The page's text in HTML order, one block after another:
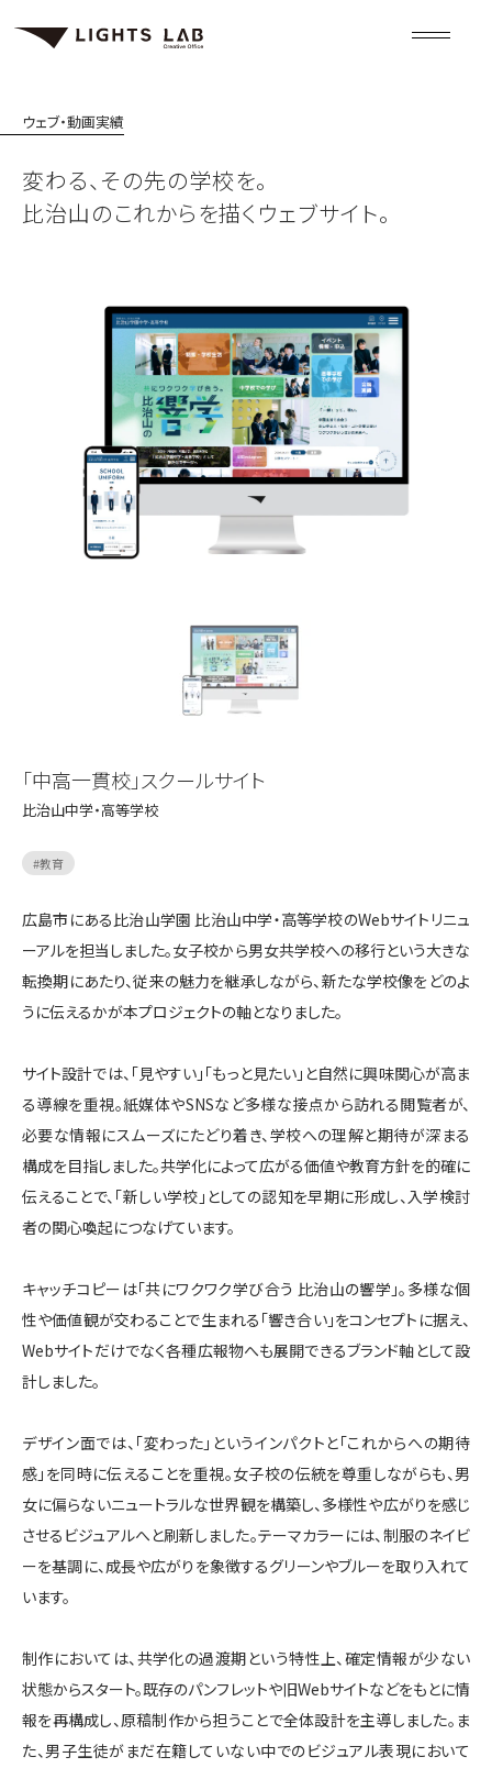
ウェブ・動画実績
変わる、その先の学校を。
比治山のこれからを描くウェブサイト。
「中高一貫校」スクールサイト
比治山中学・高等学校
#教育
広島市にある比治山学園 比治山中学・高等学校のWebサイトリニュ
ーアルを担当しました。女子校から男女共学校への移行という大きな
転換期にあたり、従来の魅力を継承しながら、新たな学校像をどのよ
うに伝えるかが本プロジェクトの軸となりました。
サイト設計では、「見やすい」「もっと見たい」と自然に興味関心が高ま
る導線を重視。紙媒体やSNSなど多様な接点から訪れる閲覧者が、
必要な情報にスムーズにたどり着き、学校への理解と期待が深まる
構成を目指しました。共学化によって広がる価値や教育方針を的確に
伝えることで、「新しい学校」としての認知を早期に形成し、入学検討
者の関心喚起につなげています。
キャッチコピーは「共にワクワク学び合う 比治山の響学」。多様な個
性や価値観が交わることで生まれる「響き合い」をコンセプトに据え、
Webサイトだけでなく各種広報物へも展開できるブランド軸として設
計しました。
デザイン面では、「変わった」というインパクトと「これからへの期待
感」を同時に伝えることを重視。女子校の伝統を尊重しながらも、男
女に偏らないニュートラルな世界観を構築し、多様性や広がりを感じ
させるビジュアルへと刷新しました。テーマカラーには、制服のネイビ
ーを基調に、成長や広がりを象徴するグリーンやブルーを取り入れて
います。
制作においては、共学化の過渡期という特性上、確定情報が少ない
状態からスタート。既存のパンフレットや旧Webサイトなどをもとに情
報を再構成し、原稿制作から担うことで全体設計を主導しました。ま
た、男子生徒がまだ在籍していない中でのビジュアル表現において